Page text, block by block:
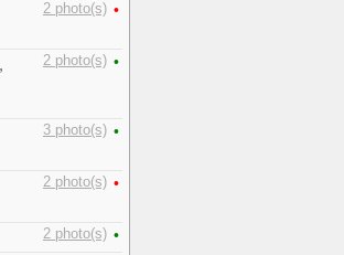
2 photo(s) •
2 photo(s) •
3 photo(s) •
2 photo(s) •
2 photo(s) •